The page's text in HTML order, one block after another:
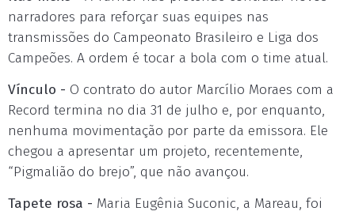
narradores para reforçar suas equipes nas
transmissões do Campeonato Brasileiro e Liga dos
Campeões. A ordem é tocar a bola com o time atual.
Vínculo - O contrato do autor Marcílio Moraes com a
Record termina no dia 31 de julho e, por enquanto,
nenhuma movimentação por parte da emissora. Ele
chegou a apresentar um projeto, recentemente,
“Pigmalião do brejo”, que não avançou.
Tapete rosa - Maria Eugênia Suconic, a Mareau, foi